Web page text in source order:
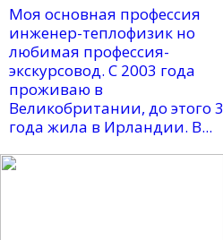
Моя основная профессия
инженер-теплофизик но
любимая профессия-
экскурсовод. С 2003 года
проживаю в
Великобритании, до этого 3
года жила в Ирландии. В...